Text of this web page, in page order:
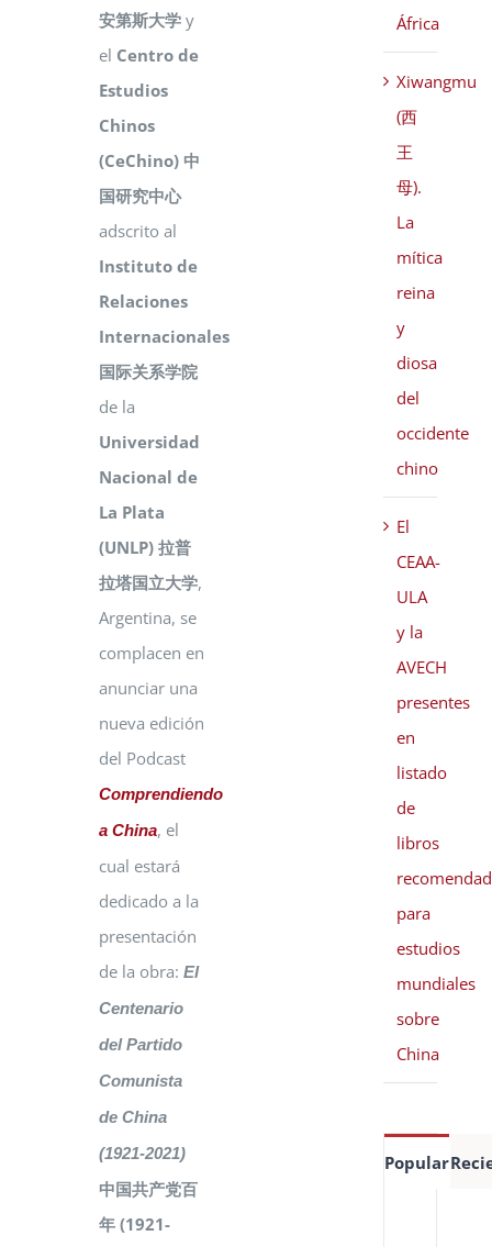
安第斯大学y
el Centro de
Estudios
Chinos
(CeChino) 中
国研究中心
adscrito al
Instituto de
Relaciones
Internacionales
国际关系学院
de la
Universidad
Nacional de
La Plata
(UNLP) 拉普
拉塔国立大学,
Argentina, se
complacen en
anunciar una
nueva edición
del Podcast
Comprendiendo
a China, el
cual estará
dedicado a la
presentación
de la obra: El
Centenario
del Partido
Comunista
de China
(1921-2021)
中国共产党百
年 (1921-
África
Xiwangmu
(西
王
母).
La
mítica
reina
y
diosa
del
occidente
chino
El
CEAA-
ULA
y la
AVECH
presentes
en
listado
de
libros
para
estudios
mundiales
sobre
China
Popular